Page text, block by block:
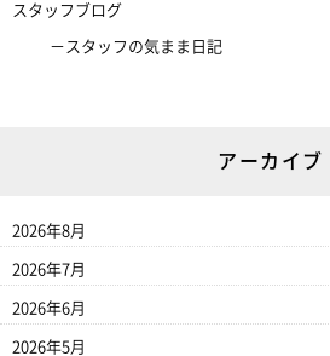
スタッフブログ
スタッフの気まま日記
アーカイブ
2026年8月
2026年7月
2026年6月
2026年5月